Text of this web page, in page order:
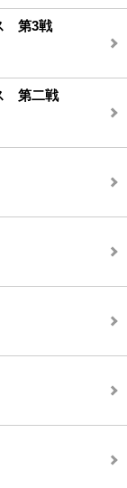
第3戦
第二戦